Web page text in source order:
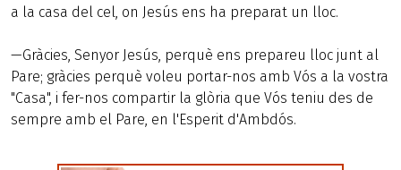
a la casa del cel, on Jesús ens ha preparat un lloc.
—Gràcies, Senyor Jesús, perquè ens prepareu lloc junt al
Pare; gràcies perquè voleu portar-nos amb Vós a la vostra
"Casa", i fer-nos compartir la glòria que Vós teniu des de
sempre amb el Pare, en l'Esperit d'Ambdós.